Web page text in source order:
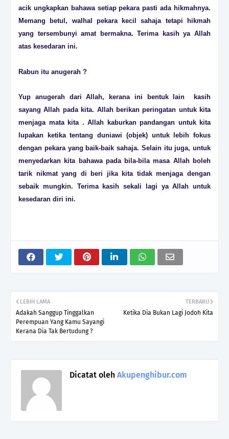
acik ungkapkan bahawa setiap pekara pasti ada hikmahnya.
Memang betul, walhal pekara kecil sahaja tetapi hikmah
yang tersembunyi amat bermakna. Terima kasih ya Allah
atas kesedaran ini.
Rabun itu anugerah ?
Yup anugerah dari Allah, kerana ini bentuk lain kasih
sayang Allah pada kita. Allah berikan peringatan untuk kita
menjaga mata kita . Allah kaburkan pandangan untuk kita
lupakan ketika tentang duniawi (objek) untuk lebih fokus
dengan pekara yang baik-baik sahaja. Selain itu juga, untuk
menyedarkan kita bahawa pada bila-bila masa Allah boleh
tarik nikmat yang di beri jika kita tidak menjaga dengan
sebaik mungkin. Terima kasih sekali lagi ya Allah untuk
kesedaran diri ini.
TERBARU
Ketika Dia Bukan Lagi Jodoh Kita
LEBIH LAMA
Adakah Sanggup Tinggalkan
Perempuan Yang Kamu Sayangi
Kerana Dia Tak Bertudung ?
Dicatat oleh Akupenghibur.com